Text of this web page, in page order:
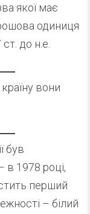
якої має
одиниця
до н.е.
вони
був
1978 році,
перший
– білий